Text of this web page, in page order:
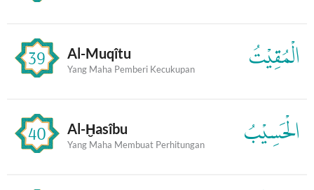
39 Al-Muqîtu
Yang Maha Pemberi Kecukupan الْمُقِيْتُ
40 Al-Ḫasîbu
Yang Maha Membuat Perhitungan الْحَسِيْبُ